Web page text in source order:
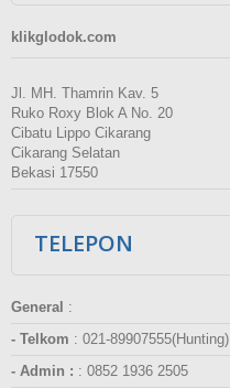
klikglodok.com
Jl. MH. Thamrin Kav. 5
Ruko Roxy Blok A No. 20
Cibatu Lippo Cikarang
Cikarang Selatan
Bekasi 17550
TELEPON
General :
- Telkom : 021-89907555(Hunting)
- Admin : : 0852 1936 2505